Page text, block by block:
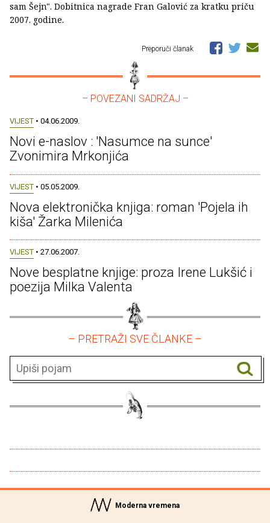
sam Šejn". Dobitnica nagrade Fran Galović za kratku priču
2007. godine.
Preporuči članak
– POVEZANI SADRŽAJ –
VIJEST • 04.06.2009.
Novi e-naslov : 'Nasumce na sunce'
Zvonimira Mrkonjića
VIJEST • 05.05.2009.
Nova elektronička knjiga: roman 'Pojela ih
kiša' Žarka Milenića
VIJEST • 27.06.2007.
Nove besplatne knjige: proza Irene Lukšić i
poezija Milka Valenta
– PRETRAŽI SVE ČLANKE –
Moderna vremena